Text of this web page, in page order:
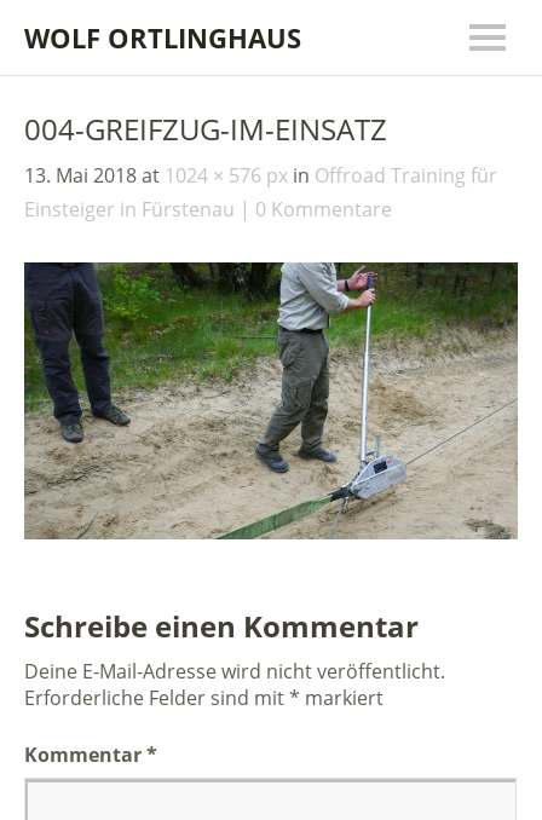
WOLF ORTLINGHAUS
004-GREIFZUG-IM-EINSATZ
13. Mai 2018at 1024 × 576 px in Offroad Training für
Einsteiger in Fürstenau
0 Kommentare
Schreibe einen Kommentar
Deine E-Mail-Adresse wird nicht veröffentlicht.
Erforderliche Felder sind mit* markiert
Kommentar*